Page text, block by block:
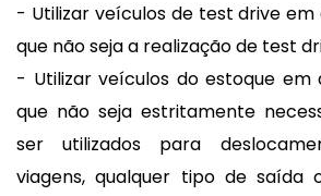
- Utilizar veículos de test drive em
que não seja a realização de test
- Utilizar veículos do estoque em
que não seja estritamente
ser utilizados para
viagens, qualquer tipo de saída